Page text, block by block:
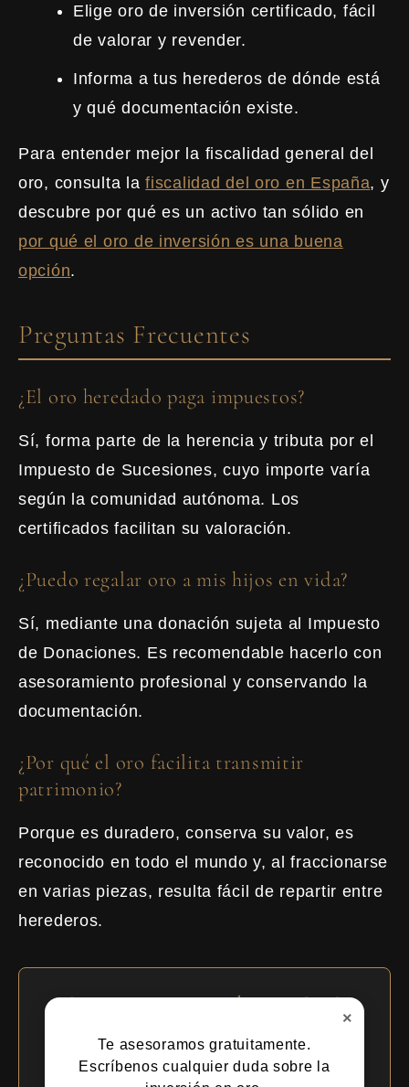
Elige oro de inversión certificado, fácil
de valorar y revender.
Informa a tus herederos de dónde está
y qué documentación existe.
Para entender mejor la fiscalidad general del
oro, consulta lafiscalidad del oro en España, y
descubre por qué es un activo tan sólido en
por qué el oro de inversión es una buena
opción.
Preguntas Frecuentes
¿El oro heredado paga impuestos?
Sí, forma parte de la herencia y tributa por el
Impuesto de Sucesiones, cuyo importe varía
según la comunidad autónoma. Los
certificados facilitan su valoración.
¿Puedo regalar oro a mis hijos en vida?
Sí, mediante una donación sujeta al Impuesto
de Donaciones. Es recomendable hacerlo con
asesoramiento profesional y conservando la
documentación.
¿Por qué el oro facilita transmitir
patrimonio?
Porque es duradero, conserva su valor, es
reconocido en todo el mundo y, al fraccionarse
en varias piezas, resulta fácil de repartir entre
herederos.
Construye tu Legado con ORO
Crea un patrimonio duradero con oro
×
Te asesoramos gratuitamente.
Escríbenos cualquier duda sobre la